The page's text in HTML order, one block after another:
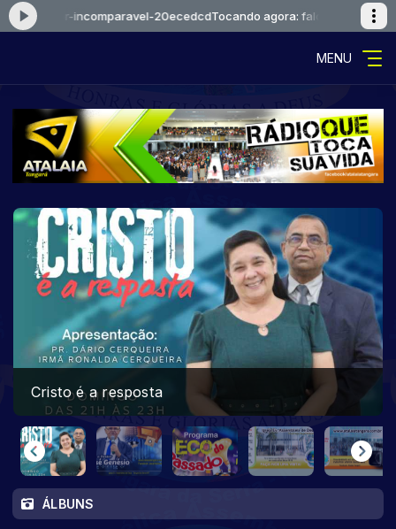
amor-incomparavel-20ecedcdTocando agora: falcaoejosue-amor-
MENU
ECO DO PASSADO
ÁLBUNS